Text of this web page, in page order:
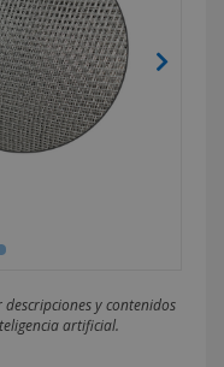
y contenidos
artificial.